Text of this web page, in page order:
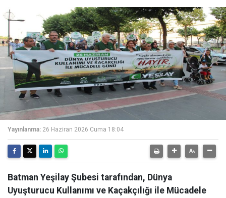
Yayınlanma: 26 Haziran 2026 Cuma 18:04
Batman Yeşilay Şubesi tarafından, Dünya
Uyuşturucu Kullanımı ve Kaçakçılığı ile Mücadele